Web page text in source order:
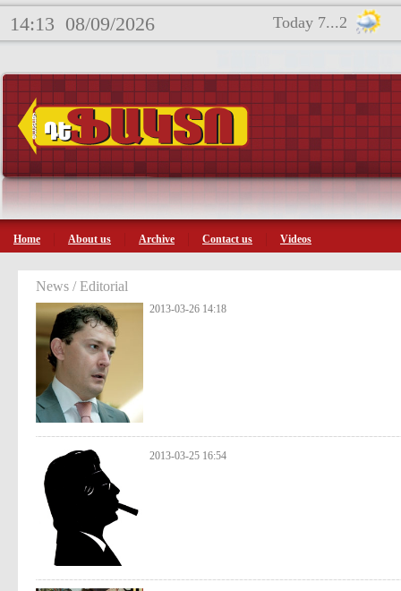
14:13 08/09/2026 Today 7...2
Home About us Archive Contact us Videos
News / Editorial
2013-03-26 14:18
2013-03-25 16:54